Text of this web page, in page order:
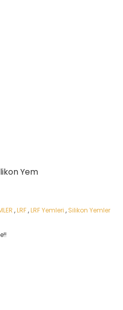
Yem
,LRF,LRF Yemleri , Silikon Yemler